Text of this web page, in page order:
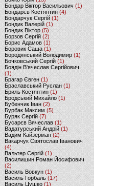
Бондар Віктор Васильович (1)
Бондарєв Костянтин (4)
Бондарчук Сергій(1)
Бондик Валерій (1)
Бондик Віктор(5)
Борзов Сергiй (2)
Борис Адамов(1)
Боровик Саша (1)
Бородянський Володимир (1)
Бочковський Сергій (1)
Боядін В'ячеслав Сергійович
(1)
Брагар Євген (1)
Браславський Руслан (1)
Бриль Костянтин (1)
Бродський Михайло (1)
Бубенчик Іван(2)
Бурбак Максим (5)
Буряк Сергій (7)
Бусарєв Вячеслав (1)
Вадатурський Андрій (1)
Вадим Кайзерман (2)
Вакарчук Святослав Іванович
(4)
Вальтер Сергій (1)
Василишин Роман Йосифович
(2)
Василь Вовкун (1)
Василь Горбаль (17)
Василь Цушко (1)